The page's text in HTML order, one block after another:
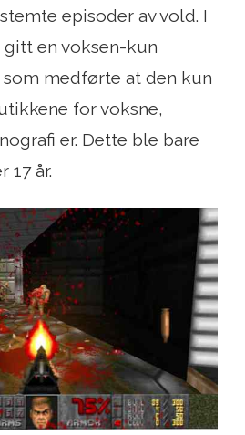
episoder av vold. I
en voksen-kun
medførte at den kun
for voksne,
er. Dette ble bare
17 år.